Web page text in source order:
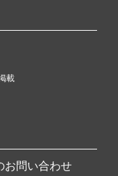
載
お問い合わせ